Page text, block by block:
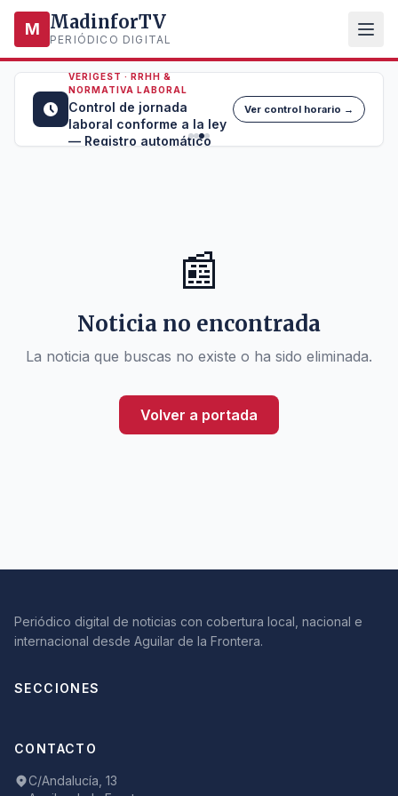
M MadinforTV
PERIÓDICO DIGITAL
VERIGEST · RRHH &
NORMATIVA LABORAL
Control de jornada
laboral conforme a la ley
— Registro automático
Ver control horario →
📰
Noticia no encontrada
La noticia que buscas no existe o ha sido eliminada.
Volver a portada
Periódico digital de noticias con cobertura local, nacional e
internacional desde Aguilar de la Frontera.
SECCIONES
CONTACTO
C/Andalucía, 13